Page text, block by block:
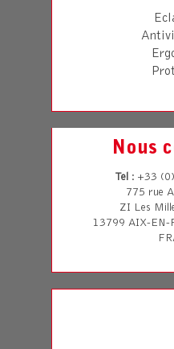
Nous
Tel: +33
775 rue
ZI Les
13799 AIX-EN-